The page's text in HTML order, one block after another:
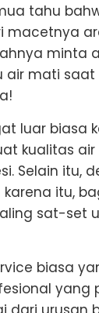
tahu
macetnya
minta
mati saat
luar biasa
kualitas
Selain itu,
itu,
sat-set
biasa
yang